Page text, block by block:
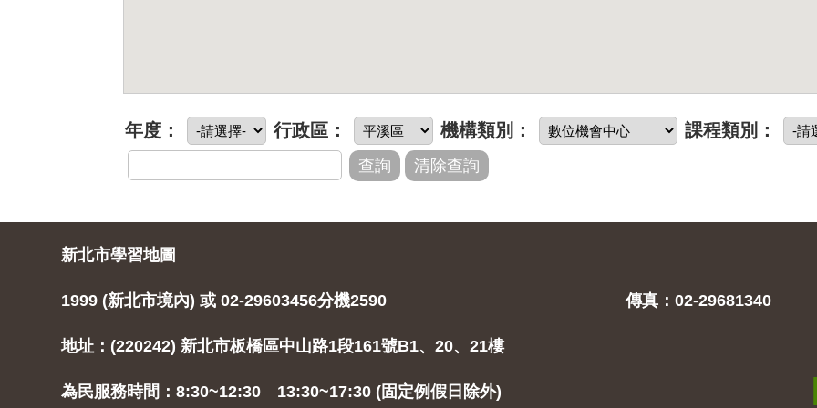
年度： 行政區： 機構類別： 課程類別：
新北市學習地圖
1999 (新北市境內) 或 02-29603456分機2590 傳真：02-29681340
地址：(220242) 新北市板橋區中山路1段161號B1、20、21樓
為民服務時間：8:30~12:30 13:30~17:30 (固定例假日除外)